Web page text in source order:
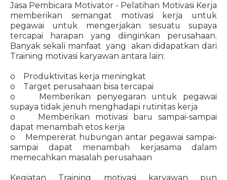
Jasa Pembicara Motivator - Pelatihan Motivasi Kerja
memberikan semangat motivasi kerja untuk
pegawai untuk mengerjakan sesuatu supaya
tercapai harapan yang diinginkan perusahaan.
Banyak sekali manfaat yang akan didapatkan dari
Training motivasi karyawan antara lain:
o Produktivitas kerja meningkat
o Target perusahaan bisa tercapai
o Memberikan penyegaran untuk pegawai
supaya tidak jenuh menghadapi rutinitas kerja
o Memberikan motivasi baru sampai-sampai
dapat menambah etos kerja
o Mempererat hubungan antar pegawai sampai-
sampai dapat menambah kerjasama dalam
memecahkan masalah perusahaan
Kegiatan Training motivasi karyawan pun